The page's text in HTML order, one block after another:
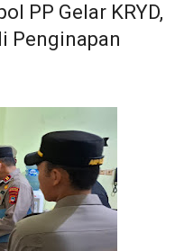
PP Gelar KRYD,
Penginapan